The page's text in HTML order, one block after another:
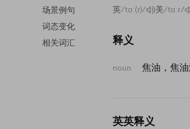
场景例句
词态变化
相关词汇
英/tɑː(r)/ 美/tɑːr/
释义
noun 焦油，焦
英英释义